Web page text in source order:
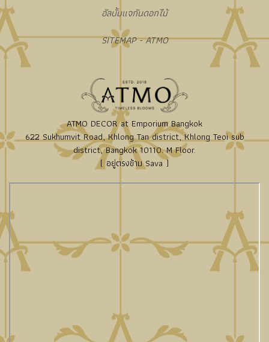
อัลบั้มแจกันดอกไม้
SITEMAP - ATMO
ATMO DECOR at Emporium Bangkok
622 Sukhumvit Road, Khlong Tan district, Khlong Teoi sub
district, Bangkok 10110. M Floor.
( อยู่ตรงข้าม Sava )